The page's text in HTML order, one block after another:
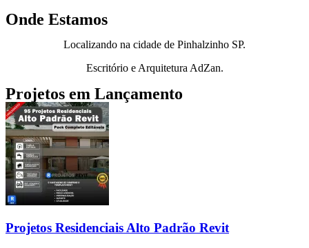
Onde Estamos
Localizando na cidade de Pinhalzinho SP.
Escritório e Arquitetura AdZan.
Projetos em Lançamento
Projetos Residenciais Alto Padrão Revit